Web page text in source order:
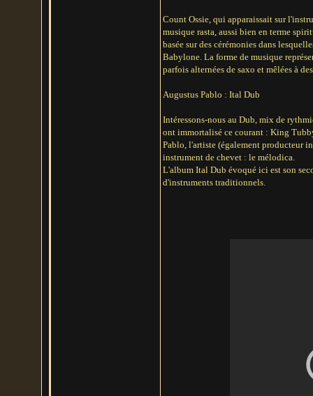
Count Ossie, qui apparaissait sur
musique rasta, aussi bien en terme
basée sur des cérémonies dans
Babylone. La forme de musique
parfois alternées de saxo et mêlées à
Augustus Pablo : Ital Dub
Intéressons-nous au Dub, mix de
ont immortalisé ce courant : King
Pablo, l'artiste (également producteur
instrument de chevet : le mélodica.
L'album Ital Dub évoqué ici est son
d'instruments traditionnels.